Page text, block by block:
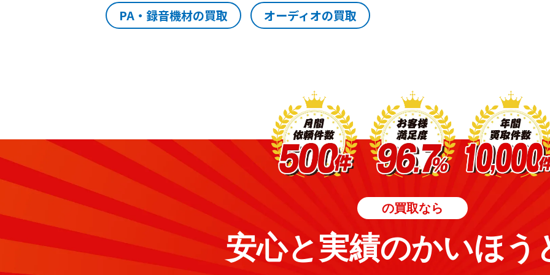
PA・録音機材の買取 オーディオの買取
の買取なら
安心と実績のかいほう